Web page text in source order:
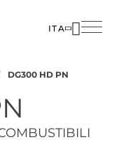
ITA
DG300 HD PN